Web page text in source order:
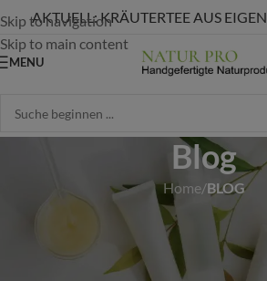
Skip to navigation
Skip to main content
AKTUELL: KRÄUTERTEE AUS
MENU
Blog
Home/BLOG
BLOG
Johanniskraut
Michelle Lederer On 29.